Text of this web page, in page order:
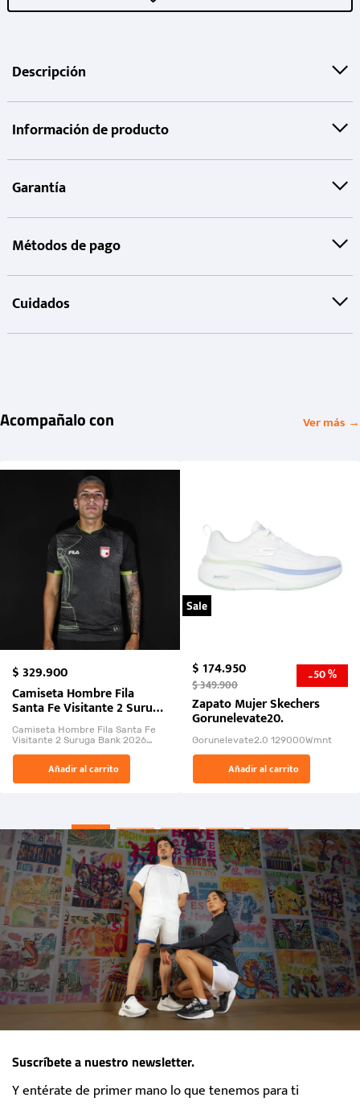
Descripción
Información de producto
Garantía
Métodos de pago
Cuidados
Acompañalo con Ver más →
$329.900
Camiseta Hombre Fila
Santa Fe Visitante 2 Suruga
Bank 2026
Camiseta Hombre Fila Santa Fe
Visitante 2 Suruga Bank 2026
El Rugido del Sol Naciente:
“Primeros para la Et...
Añadir al carrito
Sale
$174.950
$349.900 -50 %
Zapato Mujer Skechers
Gorunelevate20.
Gorunelevate2.0 129000Wmnt
Añadir al carrito
Suscríbete a nuestro newsletter.
Y entérate de primer mano lo que tenemos para ti